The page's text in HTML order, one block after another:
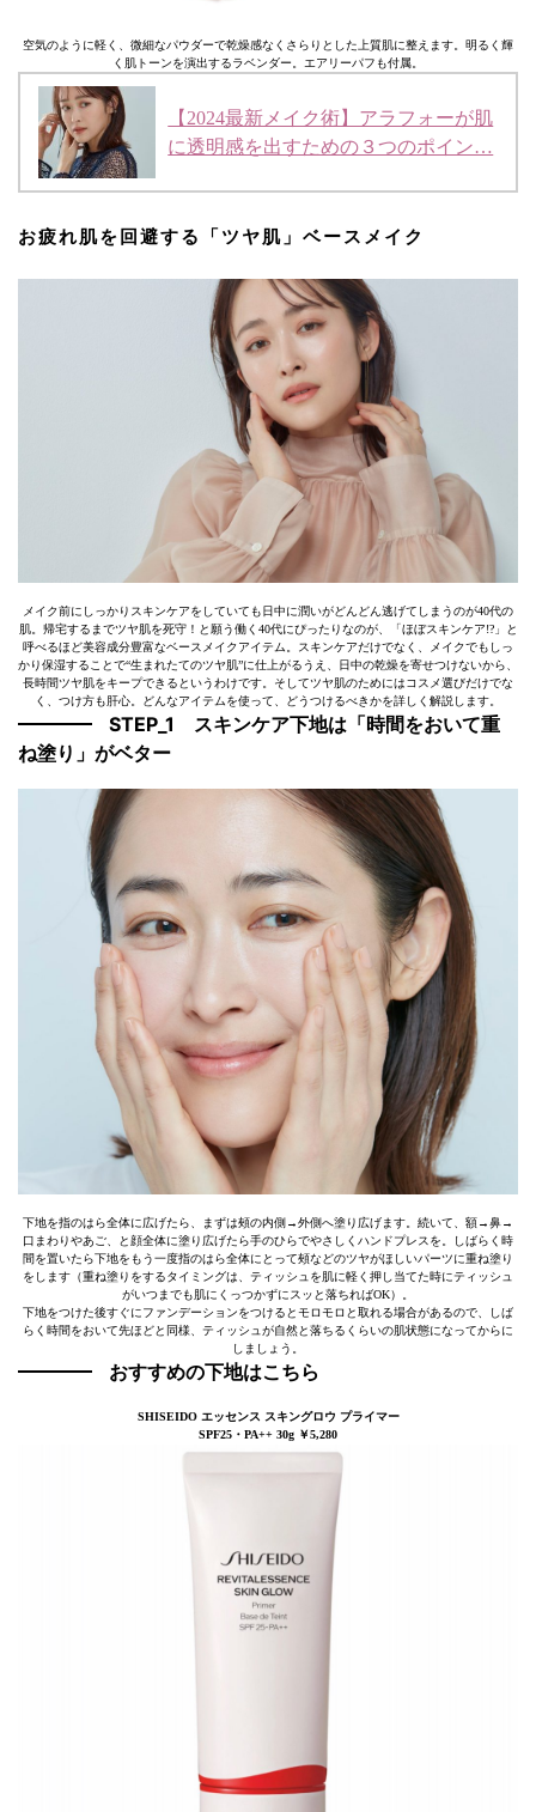
空気のように軽く、微細なパウダーで乾燥感なくさらりとした上質肌に整えます。明るく輝
く肌トーンを演出するラベンダー。エアリーパフも付属。
【2024最新メイク術】アラフォーが肌
に透明感を出すための３つのポイン…
お疲れ肌を回避する「ツヤ肌」ベースメイク
メイク前にしっかりスキンケアをしていても日中に潤いがどんどん逃げてしまうのが40代の
肌。帰宅するまでツヤ肌を死守！と願う働く40代にぴったりなのが、「ほぼスキンケア!?」と
呼べるほど美容成分豊富なベースメイクアイテム。スキンケアだけでなく、メイクでもしっ
かり保湿することで“生まれたてのツヤ肌”に仕上がるうえ、日中の乾燥を寄せつけないから、
長時間ツヤ肌をキープできるというわけです。そしてツヤ肌のためにはコスメ選びだけでな
く、つけ方も肝心。どんなアイテムを使って、どうつけるべきかを詳しく解説します。
STEP_1 スキンケア下地は「時間をおいて重
ね塗り」がベター
下地を指のはら全体に広げたら、まずは頰の内側→外側へ塗り広げます。続いて、額→鼻→
口まわりやあご、と顔全体に塗り広げたら手のひらでやさしくハンドプレスを。しばらく時
間を置いたら下地をもう一度指のはら全体にとって頰などのツヤがほしいパーツに重ね塗り
をします（重ね塗りをするタイミングは、ティッシュを肌に軽く押し当てた時にティッシュ
がいつまでも肌にくっつかずにスッと落ちればOK）。
下地をつけた後すぐにファンデーションをつけるとモロモロと取れる場合があるので、しば
らく時間をおいて先ほどと同様、ティッシュが自然と落ちるくらいの肌状態になってからに
しましょう。
おすすめの下地はこちら
SHISEIDO エッセンス スキングロウ プライマー
SPF25・PA++ 30g ￥5,280